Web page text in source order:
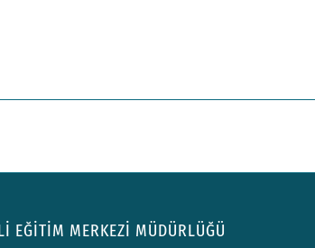
EĞİTİM MERKEZİ MÜDÜRLÜĞÜ